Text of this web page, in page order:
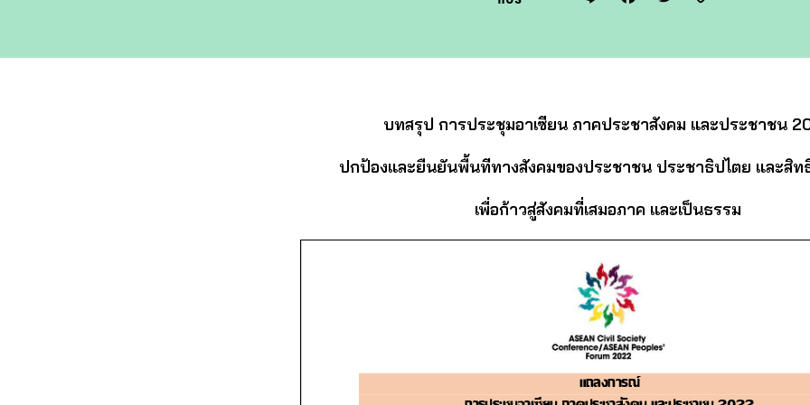
บทสรุป การประชุมอาเซียน ภาคประชาสังคม และประชาชน
ปกป้องและยืนยันพื้นทีทางสังคมของประชาชน ประชาธิปไตย และสิ
เพื่อก้าวสู่สังคมที่เสมอภาค และเป็นธรรม